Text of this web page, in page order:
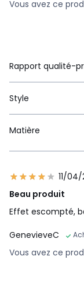
Vous avez ce
Rapport qualité-
Style
Matière
11/
Beau produit
Effet escompté,
GenevieveC
Vous avez ce